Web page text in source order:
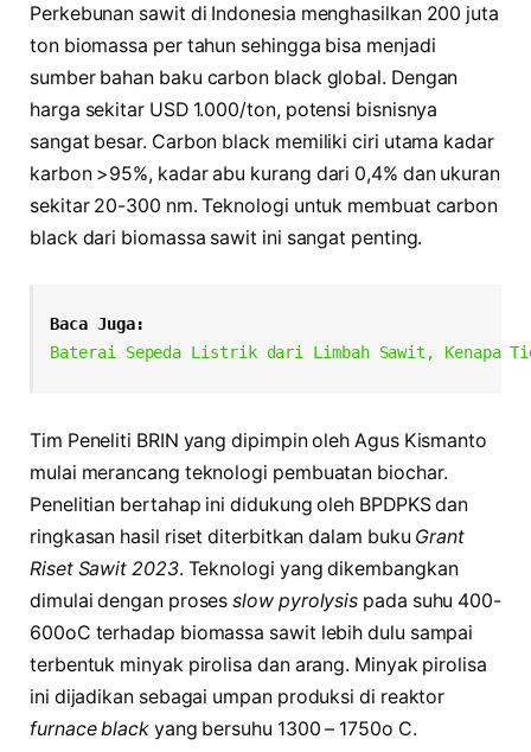
Perkebunan sawit di Indonesia menghasilkan 200 juta
ton biomassa per tahun sehingga bisa menjadi
sumber bahan baku carbon black global. Dengan
harga sekitar USD 1.000/ton, potensi bisnisnya
sangat besar. Carbon black memiliki ciri utama kadar
karbon >95%, kadar abu kurang dari 0,4% dan ukuran
sekitar 20-300 nm. Teknologi untuk membuat carbon
black dari biomassa sawit ini sangat penting.
Baca Juga:
Baterai Sepeda Listrik dari Limbah Sawit, Kenapa
Tim Peneliti BRIN yang dipimpin oleh Agus Kismanto
mulai merancang teknologi pembuatan biochar.
Penelitian bertahap ini didukung oleh BPDPKS dan
ringkasan hasil riset diterbitkan dalam buku Grant
Riset Sawit 2023. Teknologi yang dikembangkan
dimulai dengan prosesslow pyrolysis pada suhu 400-
600oC terhadap biomassa sawit lebih dulu sampai
terbentuk minyak pirolisa dan arang. Minyak pirolisa
ini dijadikan sebagai umpan produksi di reaktor
furnace blackyang bersuhu 1300 – 1750o C.